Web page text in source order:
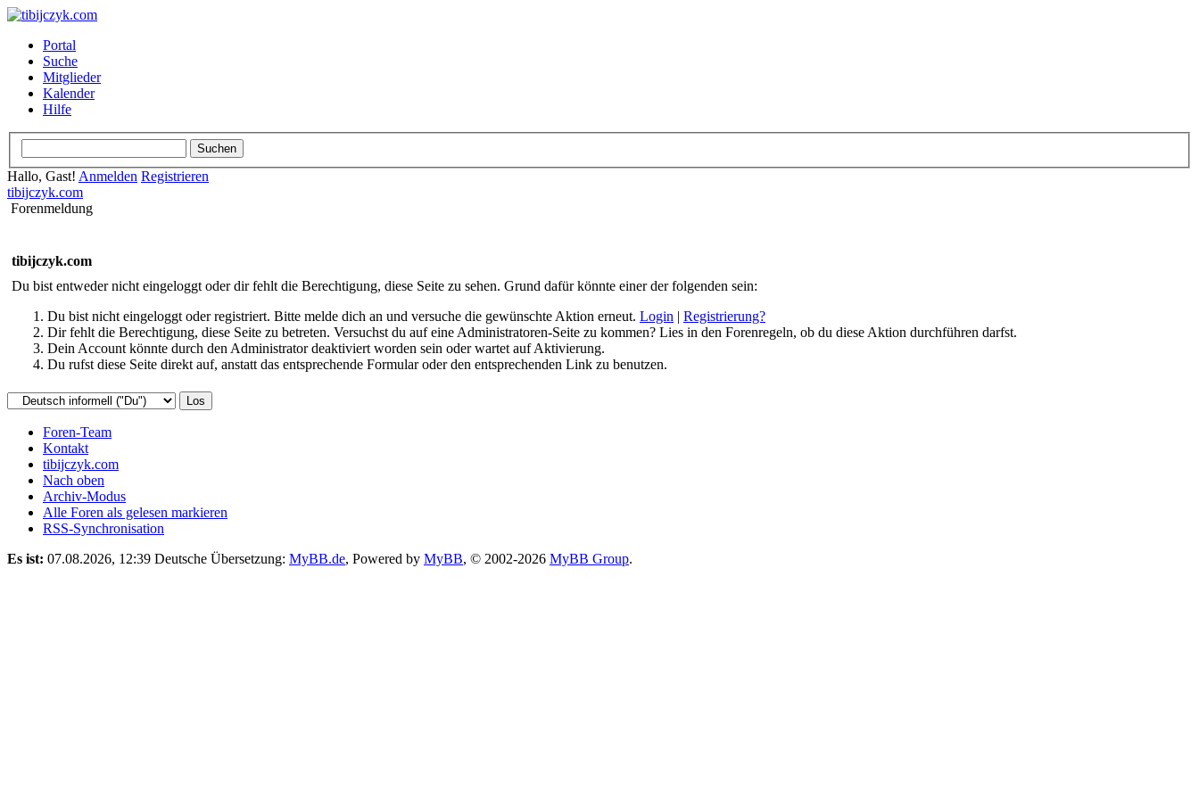
Portal
Suche
Mitglieder
Kalender
Hilfe
Hallo, Gast! Anmelden Registrieren
tibijczyk.com
Forenmeldung
tibijczyk.com
Du bist entweder nicht eingeloggt oder dir fehlt die Berechtigung, diese Seite zu sehen. Grund dafür könnte einer der folgenden sein:
Du bist nicht eingeloggt oder registriert. Bitte melde dich an und versuche die gewünschte Aktion erneut. Login | Registrierung?
Dir fehlt die Berechtigung, diese Seite zu betreten. Versuchst du auf eine Administratoren-Seite zu kommen? Lies in den Forenregeln, ob du diese Aktion durchführen darfst.
Dein Account könnte durch den Administrator deaktiviert worden sein oder wartet auf Aktivierung.
Du rufst diese Seite direkt auf, anstatt das entsprechende Formular oder den entsprechenden Link zu benutzen.
Foren-Team
Kontakt
tibijczyk.com
Nach oben
Archiv-Modus
Alle Foren als gelesen markieren
RSS-Synchronisation
Es ist: 07.08.2026, 12:39 Deutsche Übersetzung: MyBB.de, Powered by MyBB, © 2002-2026 MyBB Group.